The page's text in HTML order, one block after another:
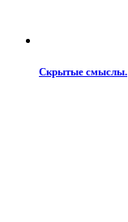
Скрытые смыслы.